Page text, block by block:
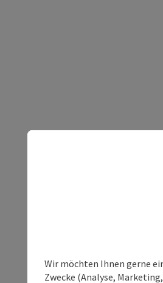
Wir möchten Ihnen gerne
Zwecke (Analyse,